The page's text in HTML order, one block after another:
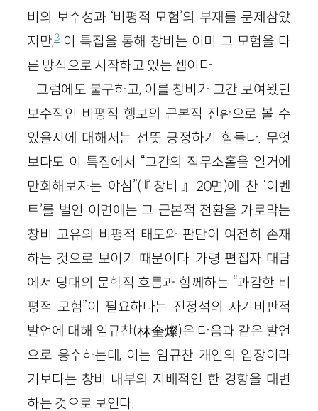
비의 보수성과 ‘비평적 모험’의 부재를 문제삼았
지만,3이 특집을 통해 창비는 이미 그 모험을 다
른 방식으로 시작하고 있는 셈이다.
그럼에도 불구하고, 이를 창비가 그간 보여왔던
보수적인 비평적 행보의 근본적 전환으로 볼 수
있을지에 대해서는 선뜻 긍정하기 힘들다. 무엇
보다도 이 특집에서 “그간의 직무소홀을 일거에
만회해보자는 야심”(『창비』 20면)에 찬 ‘이벤
트’를 벌인 이면에는 그 근본적 전환을 가로막는
창비 고유의 비평적 태도와 판단이 여전히 존재
하는 것으로 보이기 때문이다. 가령 편집자 대담
에서 당대의 문학적 흐름과 함께하는 “과감한 비
평적 모험”이 필요하다는 진정석의 자기비판적
발언에 대해 임규찬(林奎燦)은 다음과 같은 발언
으로 응수하는데, 이는 임규찬 개인의 입장이라
기보다는 창비 내부의 지배적인 한 경향을 대변
하는 것으로 보인다.